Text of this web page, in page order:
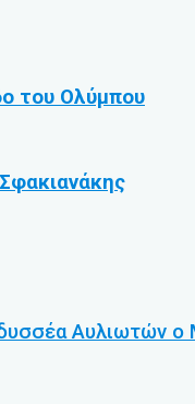
του Ολύμπου
Αυλιωτών ο